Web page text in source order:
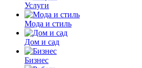
Услуги
Мода и стиль
Дом и сад
Бизнес